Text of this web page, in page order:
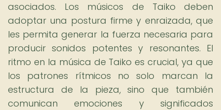
asociados. Los músicos de Taiko deben
adoptar una postura firme y enraizada, que
les permita generar la fuerza necesaria para
producir sonidos potentes y resonantes. El
ritmo en la música de Taiko es crucial, ya que
los patrones rítmicos no solo marcan la
estructura de la pieza, sino que también
comunican emociones y significados